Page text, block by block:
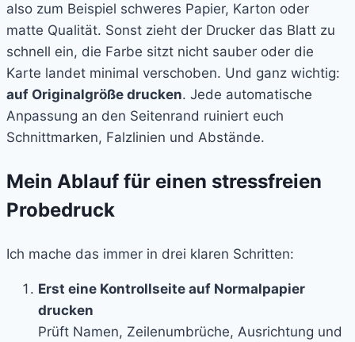
also zum Beispiel schweres Papier, Karton oder
matte Qualität. Sonst zieht der Drucker das Blatt zu
schnell ein, die Farbe sitzt nicht sauber oder die
Karte landet minimal verschoben. Und ganz wichtig:
auf Originalgröße drucken. Jede automatische
Anpassung an den Seitenrand ruiniert euch
Schnittmarken, Falzlinien und Abstände.
Mein Ablauf für einen stressfreien
Probedruck
Ich mache das immer in drei klaren Schritten:
Erst eine Kontrollseite auf Normalpapier
drucken
Prüft Namen, Zeilenumbrüche, Ausrichtung und